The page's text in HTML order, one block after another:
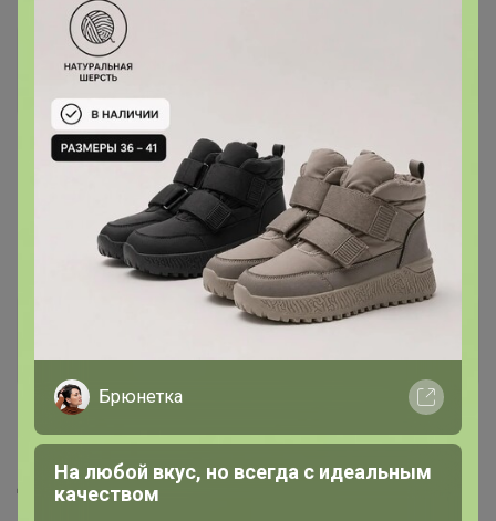
17 марта, 2021 22:32
, здравствуйте!…к 10 апреля есть шанс получить?
На выступление надо кеды дочке...
18 марта, 2021 07:02
Добрый день, добавьте в каталог Сапоги женские
Брюнетка
На любой вкус, но всегда с идеальным
качеством